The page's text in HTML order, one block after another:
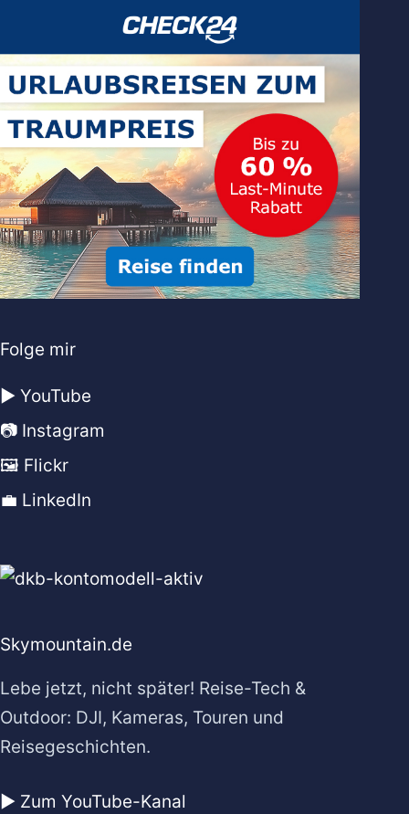
Folge mir
▶️ YouTube
📷 Instagram
🖼️ Flickr
💼 LinkedIn
Skymountain.de
Lebe jetzt, nicht später! Reise-Tech &
Outdoor: DJI, Kameras, Touren und
Reisegeschichten.
▶️ Zum YouTube-Kanal